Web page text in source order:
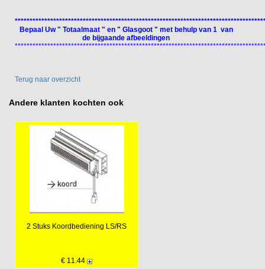
Bepaal Uw " Totaalmaat " en " Glasgoot " met behulp van 1 van
de bijgaande afbeeldingen
Terug naar overzicht
Andere klanten kochten ook
2 Stuks Koordbediening LS/RS
€ 11.44